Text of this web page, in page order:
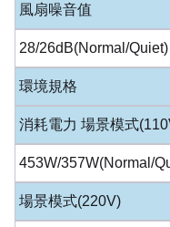
風扇噪音值
28/26dB(Normal/Quiet)
環境規格
消耗電力 場景模式
453W/357W(Normal/
場景模式(220V)